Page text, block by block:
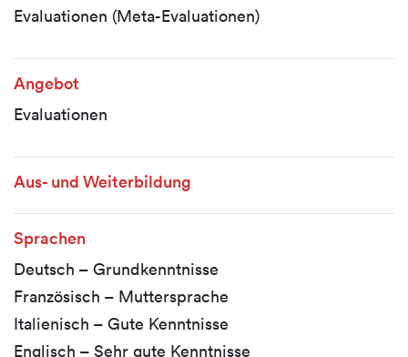
Evaluationen (Meta-Evaluationen)
Angebot
Evaluationen
Aus- und Weiterbildung
Sprachen
Deutsch – Grundkenntnisse
Französisch – Muttersprache
Italienisch – Gute Kenntnisse
Englisch – Sehr gute Kenntnisse